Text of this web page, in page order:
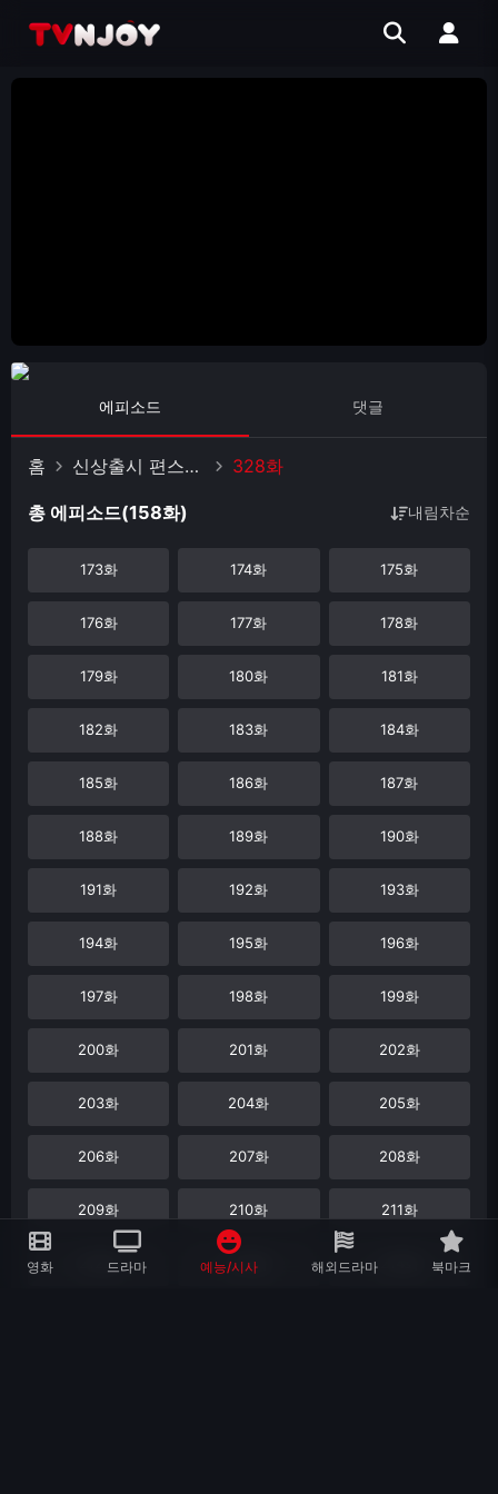
에피소드 댓글
홈 신상출시 편스토랑 328화
총 에피소드(158화) 내림차순
173화 174화 175화
176화 177화 178화
179화 180화 181화
182화 183화 184화
185화 186화 187화
188화 189화 190화
191화 192화 193화
194화 195화 196화
197화 198화 199화
200화 201화 202화
203화 204화 205화
206화 207화 208화
209화 210화 211화
212화 213화
영화 드라마 예능/시사 해외드라마 북마크